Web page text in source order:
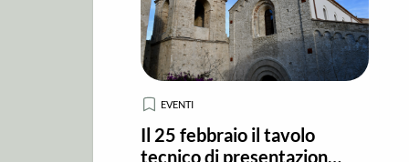
EVENTI
Il 25 febbraio il tavolo
tecnico di presentazione